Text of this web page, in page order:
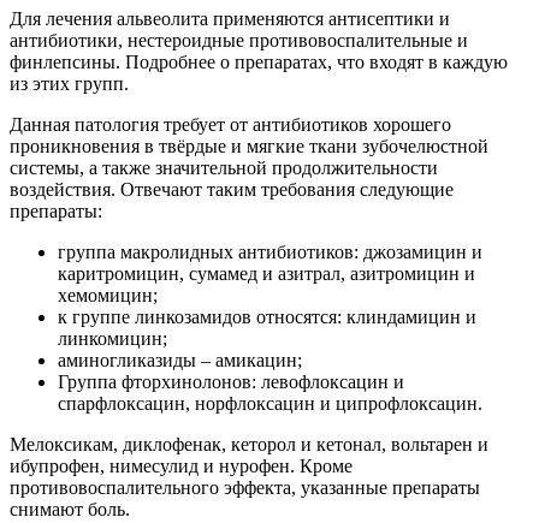
Для лечения альвеолита применяются антисептики и
антибиотики, нестероидные противовоспалительные и
финлепсины. Подробнее о препаратах, что входят в каждую
из этих групп.
Данная патология требует от антибиотиков хорошего
проникновения в твёрдые и мягкие ткани зубочелюстной
системы, а также значительной продолжительности
воздействия. Отвечают таким требования следующие
препараты:
группа макролидных антибиотиков: джозамицин и
каритромицин, сумамед и азитрал, азитромицин и
хемомицин;
к группе линкозамидов относятся: клиндамицин и
линкомицин;
аминогликазиды – амикацин;
Группа фторхинолонов: левофлоксацин и
спарфлоксацин, норфлоксацин и ципрофлоксацин.
Мелоксикам, диклофенак, кеторол и кетонал, вольтарен и
ибупрофен, нимесулид и нурофен. Кроме
противовоспалительного эффекта, указанные препараты
снимают боль.